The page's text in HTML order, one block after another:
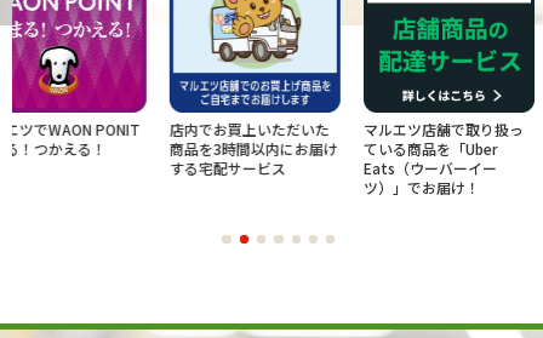
店内でお買上いただいた
商品を3時間以内にお届け
する宅配サービス
マルエツ店舗で取り扱っ
ている商品を「Uber
Eats（ウーバーイー
ツ）」でお届け！
お得な情報
け！お友だ